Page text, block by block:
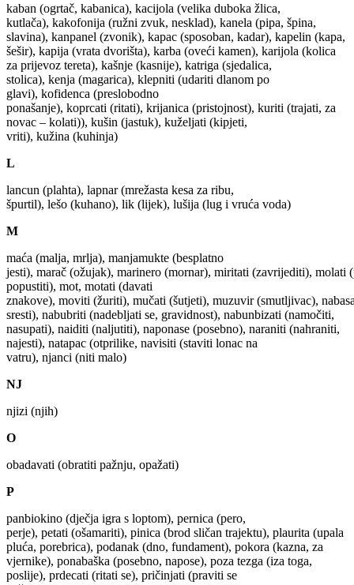
kaban (ogrtač, kabanica), kacijola (velika duboka žlica,
kutlača), kakofonija (ružni zvuk, nesklad), kanela (pipa, špina,
slavina), kanpanel (zvonik), kapac (sposoban, kadar), kapelin (kapa,
šešir), kapija (vrata dvorišta), karba (oveći kamen), karijola (kolica
za prijevoz tereta), kašnje (kasnije), katriga (sjedalica,
stolica), kenja (magarica), klepniti (udariti dlanom po
glavi), kofidenca (preslobodno
ponašanje), koprcati (ritati), krijanica (pristojnost), kuriti (trajati, za
novac – kolati)), kušin (jastuk), kuželjati (kipjeti,
vriti), kužina (kuhinja)
L
lancun (plahta), lapnar (mrežasta kesa za ribu,
špurtil), lešo (kuhano), lik (lijek), lušija (lug i vruća voda)
M
maća (malja, mrlja), manjamukte (besplatno
jesti), marač (ožujak), marinero (mornar), miritati (zavrijediti), molati
popustiti), mot, motati (davati
znakove), moviti (žuriti), mučati (šutjeti), muzuvir (smutljivac),
sresti), nabubriti (nadebljati se, gravidnost), nabunbizati (namočiti,
nasupati), naiditi (naljutiti), naponase (posebno), naraniti (nahraniti,
najesti), natapac (otprilike, navisiti (staviti lonac na
vatru), njanci (niti malo)
NJ
njizi (njih)
O
obadavati (obratiti pažnju, opažati)
P
panbiokino (dječja igra s loptom), pernica (pero,
perje), petati (ošamariti), pinica (brod sličan trajektu), plaurita (upala
pluća, porebrica), podanak (dno, fundament), pokora (kazna, za
vjernike), ponabaška (posebno, napose), poza tezga (iza toga,
poslije), prdecati (ritati se), pričinjati (praviti se